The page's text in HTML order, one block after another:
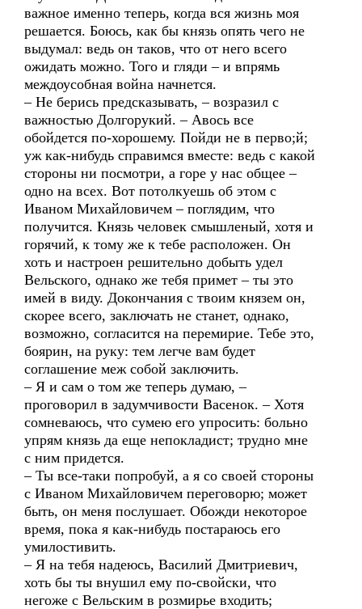
важное именно теперь, когда вся жизнь моя
решается. Боюсь, как бы князь опять чего не
выдумал: ведь он таков, что от него всего
ожидать можно. Того и гляди – и впрямь
междоусобная война начнется.
– Не берись предсказывать, – возразил с
важностью Долгорукий. – Авось все
обойдется по-хорошему. Пойди не в перво;й;
уж как-нибудь справимся вместе: ведь с какой
стороны ни посмотри, а горе у нас общее –
одно на всех. Вот потолкуешь об этом с
Иваном Михайловичем – поглядим, что
получится. Князь человек смышленый, хотя и
горячий, к тому же к тебе расположен. Он
хоть и настроен решительно добыть удел
Вельского, однако же тебя примет – ты это
имей в виду. Докончания с твоим князем он,
скорее всего, заключать не станет, однако,
возможно, согласится на перемирие. Тебе это,
боярин, на руку: тем легче вам будет
соглашение меж собой заключить.
– Я и сам о том же теперь думаю, –
проговорил в задумчивости Васенок. – Хотя
сомневаюсь, что сумею его упросить: больно
упрям князь да еще непокладист; трудно мне
с ним придется.
– Ты все-таки попробуй, а я со своей стороны
с Иваном Михайловичем переговорю; может
быть, он меня послушает. Обожди некоторое
время, пока я как-нибудь постараюсь его
умилостивить.
– Я на тебя надеюсь, Василий Дмитриевич,
хоть бы ты внушил ему по-свойски, что
негоже с Вельским в розмирье входить;